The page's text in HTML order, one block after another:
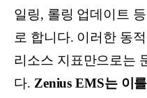
일링, 롤링 업데이트
로 합니다. 이러한 동
리소스 지표만으로는
다. Zenius EMS는 이